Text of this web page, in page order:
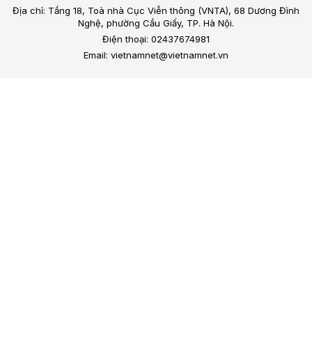
Địa chỉ: Tầng 18, Toà nhà Cục Viễn thông (VNTA), 68 Dương Đình
Nghệ, phường Cầu Giấy, TP. Hà Nội.
Điện thoại: 02437674981
Email: vietnamnet@vietnamnet.vn